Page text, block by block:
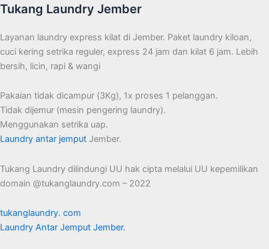
Tukang Laundry Jember
Layanan laundry express kilat di Jember. Paket laundry kiloan,
cuci kering setrika reguler, express 24 jam dan kilat 6 jam. Lebih
bersih, licin, rapi & wangi
Pakaian tidak dicampur (3Kg), 1x proses 1 pelanggan.
Tidak dijemur (mesin pengering laundry).
Menggunakan setrika uap.
Laundry antar jemput Jember.
Tukang Laundry dilindungi UU hak cipta melalui UU kepemilikan
domain @tukanglaundry.com – 2022
tukanglaundry. com
Laundry Antar Jemput Jember.